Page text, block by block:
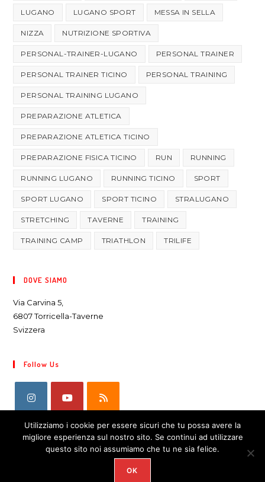
LUGANO LUGANO SPORT MESSA IN SELLA
NIZZA NUTRIZIONE SPORTIVA
PERSONAL-TRAINER-LUGANO PERSONAL TRAINER
PERSONAL TRAINER TICINO PERSONAL TRAINING
PERSONAL TRAINING LUGANO
PREPARAZIONE ATLETICA
PREPARAZIONE ATLETICA TICINO
PREPARAZIONE FISICA TICINO RUN RUNNING
RUNNING LUGANO RUNNING TICINO SPORT
SPORT LUGANO SPORT TICINO STRALUGANO
STRETCHING TAVERNE TRAINING
TRAINING CAMP TRIATHLON TRILIFE
DOVE SIAMO
Via Carvina 5,
6807 Torricella-Taverne
Svizzera
Follow Us
Utilizziamo i cookie per essere sicuri che tu possa avere la
migliore esperienza sul nostro sito. Se continui ad utilizzare
questo sito noi assumiamo che tu ne sia felice.
OK